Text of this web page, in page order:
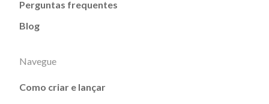
Perguntas frequentes
Blog
Navegue
Como criar e lançar